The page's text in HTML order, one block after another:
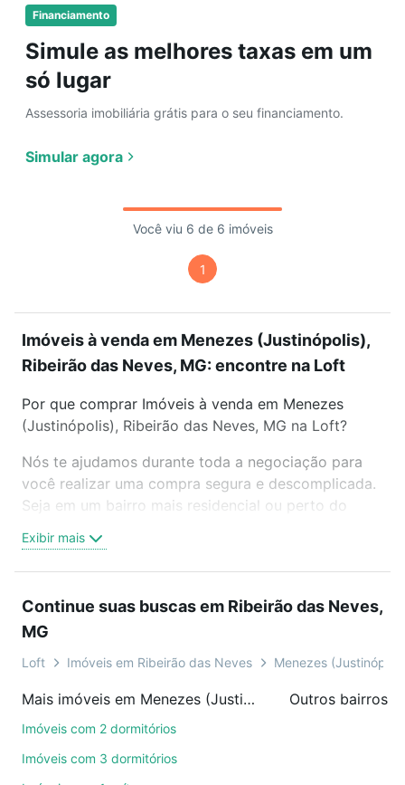
Financiamento
Simule as melhores taxas em um
só lugar
Assessoria imobiliária grátis para o seu financiamento.
Simular agora
Você viu 6 de 6 imóveis
1
Imóveis à venda em Menezes (Justinópolis),
Ribeirão das Neves, MG: encontre na Loft
Por que comprar Imóveis à venda em Menezes
(Justinópolis), Ribeirão das Neves, MG na Loft?
Nós te ajudamos durante toda a negociação para
você realizar uma compra segura e descomplicada.
Seja em um bairro mais residencial ou perto do
oferta ideal de Imóveis à venda em Menezes
(Justinópolis), Ribeirão das Neves, MG para
ou por videochamada, é grátis, sem compromisso e
você ainda conta com mais de 46 mil corretores e
imobiliárias te ajudando na compra, venda ou troca
Use barra de busca no topo para pesquisar por
Exibir mais
Continue suas buscas em Ribeirão das Neves,
MG
Loft Imóveis em Ribeirão das Neves Menezes
Mais imóveis em Menezes (Justinópolis)
Imóveis com 2 dormitórios
Imóveis com 3 dormitórios